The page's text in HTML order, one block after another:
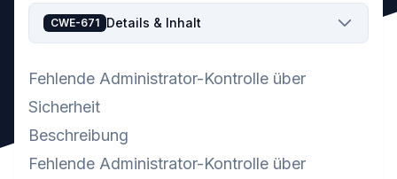
CWE-671 Details & Inhalt
Fehlende Administrator-Kontrolle über
Sicherheit
Beschreibung
Fehlende Administrator-Kontrolle über